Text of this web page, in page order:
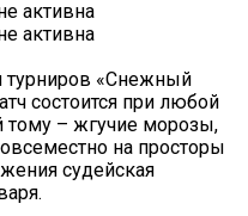
турниров «Снежный
состоится при любой
тому – жгучие морозы,
на просторы
судейская